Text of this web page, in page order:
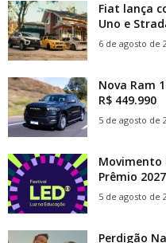
Fiat lança
Uno e
6 de agosto de
Nova Ram
R$ 449.990
5 de agosto de
Movimento
Prêmio 2027
5 de agosto de
Perdigão